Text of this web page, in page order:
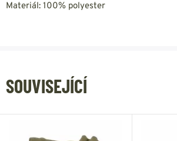
Materiál: 100% polyester
SOUVISEJÍCÍ